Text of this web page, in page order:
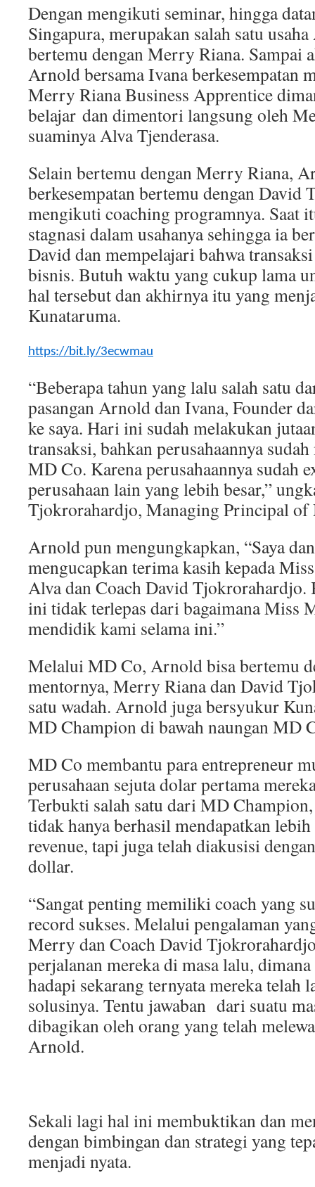
Dengan mengikuti seminar, hingga
Singapura, merupakan salah satu
bertemu dengan Merry Riana. Sampai
Arnold bersama Ivana berkesempatan
Merry Riana Business Apprentice
belajar dan dimentori langsung oleh
suaminya Alva Tjenderasa.
Selain bertemu dengan Merry Riana,
berkesempatan bertemu dengan David
mengikuti coaching programnya. Saat
stagnasi dalam usahanya sehingga ia
David dan mempelajari bahwa
bisnis. Butuh waktu yang cukup lama
hal tersebut dan akhirnya itu yang
Kunataruma.
https://bit.ly/3ecwmau
“Beberapa tahun yang lalu salah satu
pasangan Arnold dan Ivana, Founder
ke saya. Hari ini sudah melakukan
transaksi, bahkan perusahaannya
MD Co. Karena perusahaannya sudah
perusahaan lain yang lebih besar,”
Tjokrorahardjo, Managing Principal of
Arnold pun mengungkapkan, “Saya
mengucapkan terima kasih kepada
Alva dan Coach David Tjokrorahardjo.
ini tidak terlepas dari bagaimana Miss
mendidik kami selama ini.”
Melalui MD Co, Arnold bisa bertemu
mentornya, Merry Riana dan David
satu wadah. Arnold juga bersyukur
MD Champion di bawah naungan MD
MD Co membantu para entrepreneur
perusahaan sejuta dolar pertama
Terbukti salah satu dari MD
tidak hanya berhasil mendapatkan
revenue, tapi juga telah diakusisi
dollar.
“Sangat penting memiliki coach yang
record sukses. Melalui pengalaman
Merry dan Coach David
perjalanan mereka di masa lalu,
hadapi sekarang ternyata mereka telah
solusinya. Tentu jawaban dari suatu
dibagikan oleh orang yang telah
Arnold.
Sekali lagi hal ini membuktikan dan
dengan bimbingan dan strategi yang
menjadi nyata.